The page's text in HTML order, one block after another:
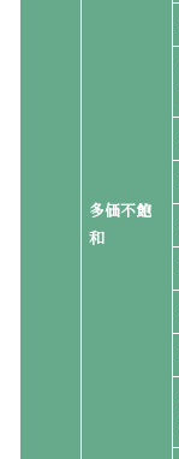
多価不飽
和